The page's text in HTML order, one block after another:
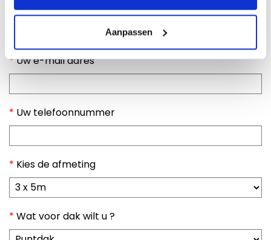
Aanpassen
Postcode + plaatsnaam:
*Uw e-mail adres
* Uw telefoonnummer
* Kies de afmeting
* Wat voor dak wilt u ?